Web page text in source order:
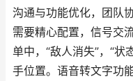
沟通与功能优化，团队
需要精心配置，信号交
单中，“敌人消失”，“状
手位置。语音转文字功